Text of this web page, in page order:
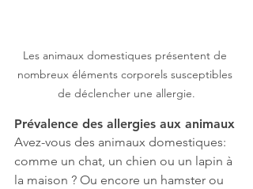
Les animaux domestiques présentent de
nombreux éléments corporels susceptibles
de déclencher une allergie.
Prévalence des allergies aux animaux
Avez-vous des animaux domestiques:
comme un chat, un chien ou un lapin à
la maison ? Ou encore un hamster ou